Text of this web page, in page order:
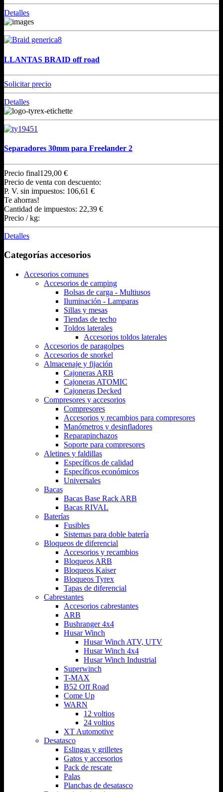
Detalles
LLANTAS BRAID off road
Solicitar precio
Detalles
Separadores 30mm para Freelander 2
Precio final129,00 €
Precio de venta con descuento:
P. V. sin impuestos: 106,61 €
Te ahorras!
Cantidad de impuestos: 22,39 €
Precio / kg:
Detalles
Categorías accesorios
Accesorios comunes
Accesorios de camping
Bolsas de carga - Multiusos
Iluminación - Lamparas
Sillas y mesas
Tiendas de techo
Toldos laterales
Accesorios toldos laterales
Accesorios de paragolpes
Accesorios de snorkel
Almacenaje y fijación
Cajoneras ARB
Cajoneras ATOMIC
Cajoneras Decked
Compresores y accesorios
Compresores
Accesorios y recambios para compresores
Manómetros y desinfladores
Reparapinchazos
Soporte para compresores
Aletines y faldillas
Específicos de calidad
Específicos económicos
Universales
Bacas
Bacas Base Rack ARB
Bacas RIVAL
Baterías
Fusibles
Sistemas para doble batería
Bloqueos de diferencial
Accesorios y recambios
Bloqueos ARB
Bloqueos Kaiser
Bloqueos Tyrex
Tapas de diferencial
Cabrestantes
Accesorios cabrestantes
ARB
Bushranger 4x4
Husar Winch
Husar Winch ATV, UTV
Husar Winch 4x4
Husar Winch Industrial
Superwinch
T-MAX
B52 Off Road
Come Up
WARN
12 voltios
24 voltios
XT Automotive
Desatasco
Eslingas y grilletes
Gatos y accesorios
Pack de rescate
Palas
Planchas de desatasco